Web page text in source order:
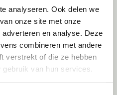
analyseren. Ook delen we
onze site met onze
en analyse. Deze
combineren met andere
verstrekt of die ze hebben
van hun services.